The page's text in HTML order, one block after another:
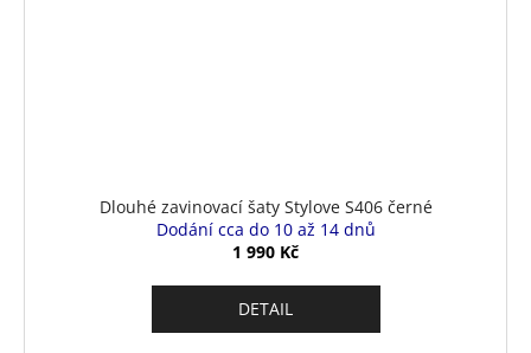
Dlouhé zavinovací šaty Stylove S406 černé
Dodání cca do 10 až 14 dnů
1 990 Kč
DETAIL